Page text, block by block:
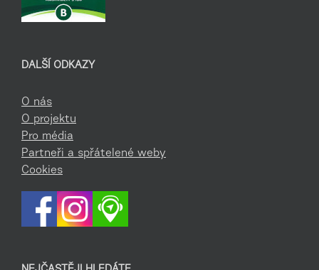
DALŠÍ ODKAZY
O nás
O projektu
Pro média
Partneři a spřátelené weby
Cookies